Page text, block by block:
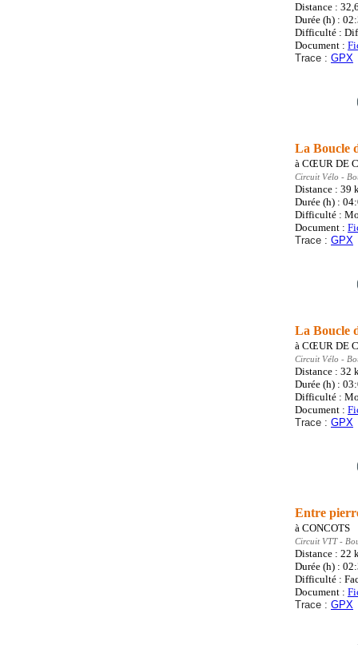
Distance :
Durée (h) :
Difficulté :
Document :
Trace : GPX
La Boucle
à CŒUR DE
Circuit Vélo -
Distance : 39
Durée (h) :
Difficulté :
Document :
Trace : GPX
La Boucle
à CŒUR DE
Circuit Vélo -
Distance : 32
Durée (h) :
Difficulté :
Document :
Trace : GPX
Entre
à CONCOTS
Circuit VTT-
Distance : 22
Durée (h) :
Difficulté :
Document :
Trace : GPX